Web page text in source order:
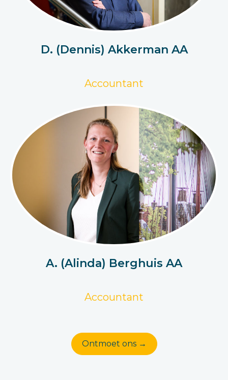
D. (Dennis) Akkerman AA
Accountant
A. (Alinda) Berghuis AA
Accountant
Ontmoet ons →